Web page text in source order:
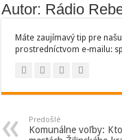
Autor: Rádio
Máte zaujímavý tip pre
prostredníctvom e-mailu:
Predošlé
Komunálne voľby: